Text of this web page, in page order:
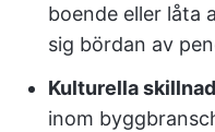
boende eller låta
sig bördan av
Kulturella
inom